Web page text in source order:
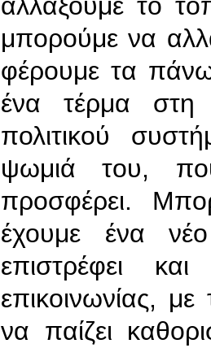
αλλάξουμε το
μπορούμε να
φέρουμε τα
ένα τέρμα στη
πολιτικού
ψωμιά του,
προσφέρει.
έχουμε ένα
επιστρέφει
επικοινωνίας, με
να παίζει